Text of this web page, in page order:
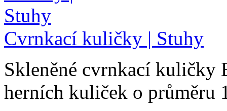
Cvrnkací kuličky | Stuhy
Skleněné cvrnkací kuličky
herních kuliček o průměru